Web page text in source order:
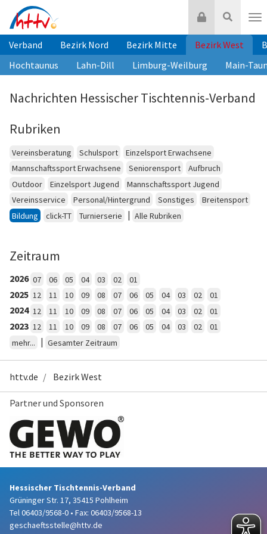
Inhalt
springen
Suche
Login
Verband Bezirk Nord Bezirk Mitte Bezirk West
Hochtaunus
Lahn-Dill Limburg-Weilburg Main-
Nachrichten Hessischer Tischtennis-Verband
Rubriken
Vereinsberatung Schulsport
Einzelsport Erwachsene
Mannschaftssport Erwachsene
Seniorensport
Aufbruch
Outdoor
Einzelsport Jugend
Mannschaftssport Jugend
Vereinsservice
Personal/Hintergrund Sonstiges
Breitensport
Bildung
click-TT Turnierserie | Alle Rubriken
Zeitraum
2026 07 06 05 04 03 02 01
2025 12 11 10 09 08 07 06 05 04 03 02 01
2024 12 11 10 09 08 07 06 05 04 03 02 01
2023 12 11 10 09 08 07 06 05 04 03 02
01
mehr...
| Gesamter Zeitraum
httv.de Bezirk West
Partner und Sponsoren
Hessischer Tischtennis-Verband
Grüninger Str. 17, 35415 Pohlheim
Tel 06403/9568-0 • Fax: 06403/9568-13
geschaeftsstelle@httv.de